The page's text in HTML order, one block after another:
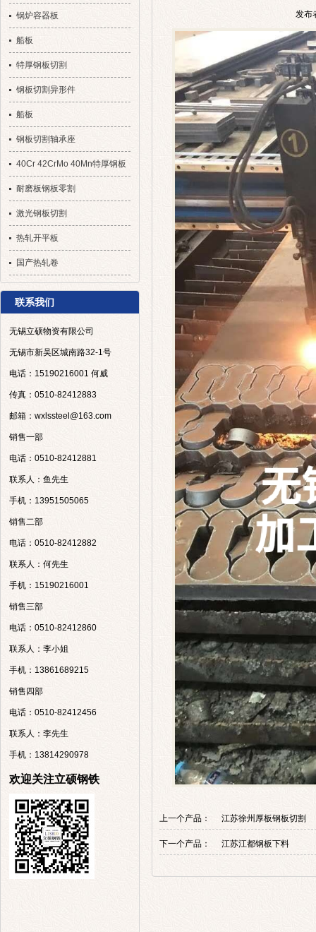
发布
上一个产品： 江苏徐州厚板钢板切割
下一个产品： 江苏江都钢板下料
锅炉容器板
船板
特厚钢板切割
钢板切割异形件
船板
钢板切割轴承座
40Cr 42CrMo 40Mn特厚钢板
耐磨板钢板零割
激光钢板切割
热轧开平板
国产热轧卷
联系我们
无锡立硕物资有限公司
无锡市新吴区城南路32-1号
电话：15190216001 何威
传真：0510-82412883
邮箱：wxlssteel@163.com
销售一部
电话：0510-82412881
联系人：鱼先生
手机：13951505065
销售二部
电话：0510-82412882
联系人：何先生
手机：15190216001
销售三部
电话：0510-82412860
联系人：李小姐
手机：13861689215
销售四部
电话：0510-82412456
联系人：李先生
手机：13814290978
欢迎关注立硕钢铁